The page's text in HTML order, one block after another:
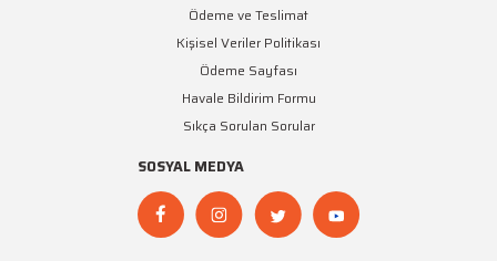
Ödeme ve Teslimat
Kişisel Veriler Politikası
Ödeme Sayfası
Havale Bildirim Formu
Sıkça Sorulan Sorular
SOSYAL MEDYA